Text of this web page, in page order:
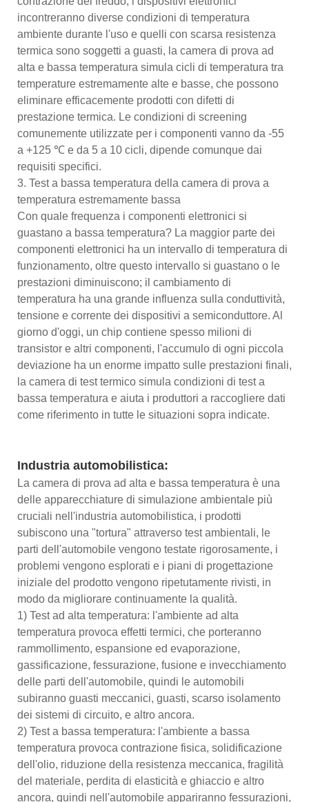
incontreranno diverse condizioni di temperatura
ambiente durante l'uso e quelli con scarsa resistenza
termica sono soggetti a guasti, la camera di prova ad
alta e bassa temperatura simula cicli di temperatura tra
temperature estremamente alte e basse, che possono
eliminare efficacemente prodotti con difetti di
prestazione termica. Le condizioni di screening
comunemente utilizzate per i componenti vanno da -55
a +125 ℃ e da 5 a 10 cicli, dipende comunque dai
requisiti specifici.
3. Test a bassa temperatura della camera di prova a
temperatura estremamente bassa
Con quale frequenza i componenti elettronici si
guastano a bassa temperatura? La maggior parte dei
componenti elettronici ha un intervallo di temperatura di
funzionamento, oltre questo intervallo si guastano o le
prestazioni diminuiscono; il cambiamento di
temperatura ha una grande influenza sulla conduttività,
tensione e corrente dei dispositivi a semiconduttore. Al
giorno d'oggi, un chip contiene spesso milioni di
transistor e altri componenti, l'accumulo di ogni piccola
deviazione ha un enorme impatto sulle prestazioni finali,
la camera di test termico simula condizioni di test a
bassa temperatura e aiuta i produttori a raccogliere dati
come riferimento in tutte le situazioni sopra indicate.
Industria automobilistica:
La camera di prova ad alta e bassa temperatura è una
delle apparecchiature di simulazione ambientale più
cruciali nell'industria automobilistica, i prodotti
subiscono una "tortura" attraverso test ambientali, le
parti dell'automobile vengono testate rigorosamente, i
problemi vengono esplorati e i piani di progettazione
iniziale del prodotto vengono ripetutamente rivisti, in
modo da migliorare continuamente la qualità.
1) Test ad alta temperatura: l'ambiente ad alta
temperatura provoca effetti termici, che porteranno
rammollimento, espansione ed evaporazione,
gassificazione, fessurazione, fusione e invecchiamento
delle parti dell'automobile, quindi le automobili
subiranno guasti meccanici, guasti, scarso isolamento
dei sistemi di circuito, e altro ancora.
2) Test a bassa temperatura: l'ambiente a bassa
temperatura provoca contrazione fisica, solidificazione
dell'olio, riduzione della resistenza meccanica, fragilità
del materiale, perdita di elasticità e ghiaccio e altro
ancora, quindi nell'automobile appariranno fessurazioni,